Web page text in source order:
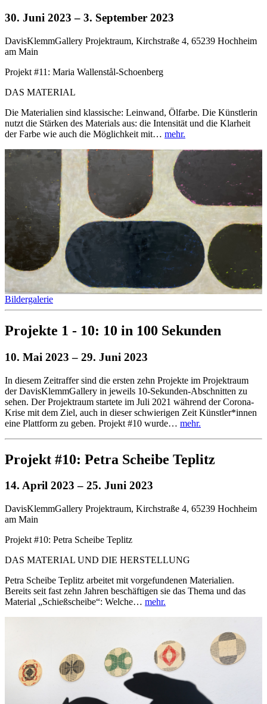
30. Juni 2023 – 3. September 2023
DavisKlemmGallery Projektraum, Kirchstraße 4, 65239 Hochheim
am Main
Projekt #11: Maria Wallenstål-Schoenberg
DAS MATERIAL
Die Materialien sind klassische: Leinwand, Ölfarbe. Die Künstlerin
nutzt die Stärken des Materials aus: die Intensität und die Klarheit
der Farbe wie auch die Möglichkeit mit… mehr.
Bildergalerie
Projekte 1 - 10: 10 in 100 Sekunden
10. Mai 2023 – 29. Juni 2023
In diesem Zeitraffer sind die ersten zehn Projekte im Projektraum
der DavisKlemmGallery in jeweils 10-Sekunden-Abschnitten zu
sehen. Der Projektraum startete im Juli 2021 während der Corona-
Krise mit dem Ziel, auch in dieser schwierigen Zeit Künstler*innen
eine Plattform zu geben. Projekt #10 wurde… mehr.
Projekt #10: Petra Scheibe Teplitz
14. April 2023 – 25. Juni 2023
DavisKlemmGallery Projektraum, Kirchstraße 4, 65239 Hochheim
am Main
Projekt #10: Petra Scheibe Teplitz
DAS MATERIAL UND DIE HERSTELLUNG
Petra Scheibe Teplitz arbeitet mit vorgefundenen Materialien.
Bereits seit fast zehn Jahren beschäftigen sie das Thema und das
Material „Schießscheibe“: Welche… mehr.